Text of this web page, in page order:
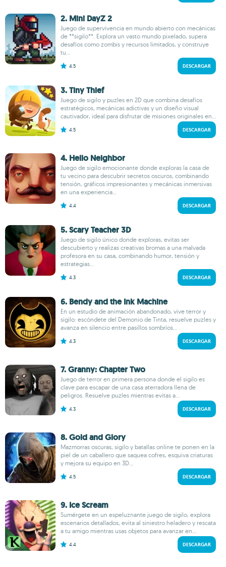
2. Mini DayZ 2
Juego de supervivencia en mundo abierto con mecánicas
de **sigilo**. Explora un vasto mundo pixelado, supera
desafíos como zombis y recursos limitados, y construye
tu...
4.5 DESCARGAR
3. Tiny Thief
Juego de sigilo y puzles en 2D que combina desafíos
estratégicos, mecánicas adictivas y un diseño visual
cautivador, ideal para disfrutar de misiones originales en...
4.5 DESCARGAR
4. Hello Neighbor
Juego de sigilo emocionante donde exploras la casa de
tu vecino para descubrir secretos oscuros, combinando
tensión, gráficos impresionantes y mecánicas inmersivas
en una experiencia...
4.4 DESCARGAR
5. Scary Teacher 3D
Juego de sigilo único donde exploras, evitas ser
descubierto y realizas creativas bromas a una malvada
profesora en su casa, combinando humor, tensión y
estrategias...
4.3 DESCARGAR
6. Bendy and the Ink Machine
En un estudio de animación abandonado, vive terror y
sigilo: escóndete del Demonio de Tinta, resuelve puzles y
avanza en silencio entre pasillos sombríos...
4.3 DESCARGAR
7. Granny: Chapter Two
Juego de terror en primera persona donde el sigilo es
clave para escapar de una casa aterradora llena de
peligros. Resuelve puzles mientras evitas a...
4.3 DESCARGAR
8. Gold and Glory
Mazmorras oscuras, sigilo y batallas online te ponen en la
piel de un caballero que saquea cofres, esquiva criaturas
y mejora su equipo en 3D...
4.5 DESCARGAR
9. Ice Scream
Sumérgete en un espeluznante juego de sigilo, explora
escenarios detallados, evita al siniestro heladero y rescata
a tu amigo mientras usas objetos para avanzar en...
4.4 DESCARGAR